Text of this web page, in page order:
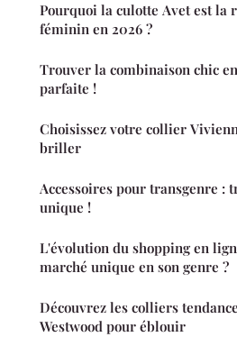
Pourquoi la culotte Avet est la
féminin en 2026 ?
Trouver la combinaison chic
parfaite !
Choisissez votre collier
briller
Accessoires pour transgenre :
unique !
L'évolution du shopping en
marché unique en son genre ?
Découvrez les colliers
Westwood pour éblouir